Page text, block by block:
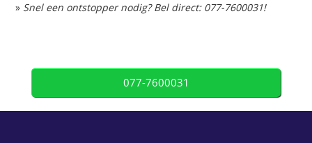
» Snel een ontstopper nodig? Bel direct: 077-7600031!
077-7600031